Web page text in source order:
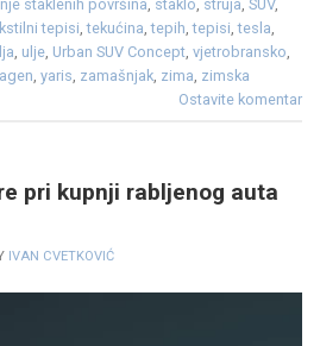
staklenih površina staklo struja SUV,
tepisi ,tekućina ,tepih ,tepisi ,tesla
ulje Urban SUV Concept vjetrobransko
yaris zamašnjak zima zimska
Ostavite komentar
pri kupnji rabljenog auta
IVAN CVETKOVIĆ